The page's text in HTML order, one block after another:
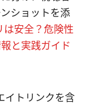
ショットを添
安全？危険性
と実践ガイド
イトリンクを含